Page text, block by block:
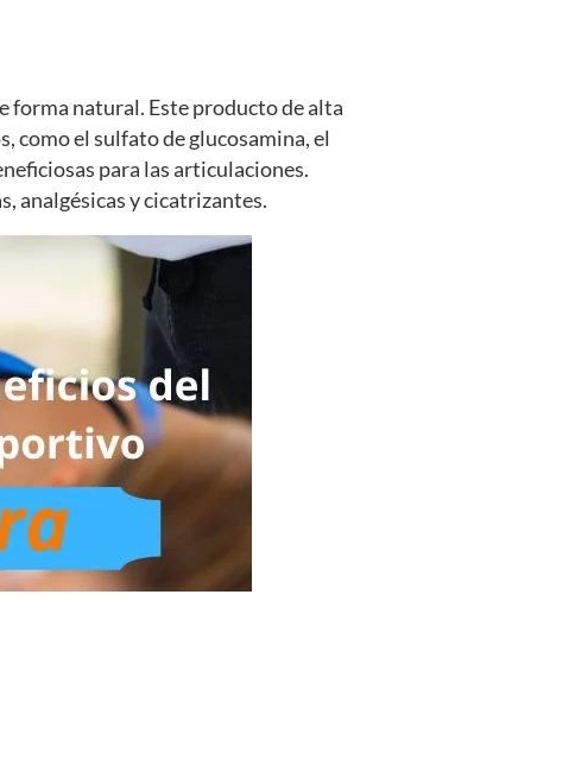
forma natural. Este producto de alta
como el sulfato de glucosamina, el
para las articulaciones.
analgésicas y cicatrizantes.